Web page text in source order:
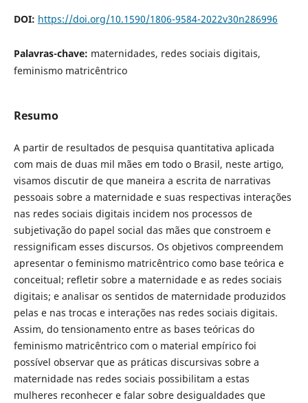
DOI: https://doi.org/10.1590/1806-9584-2022v30n286996
Palavras-chave: maternidades, redes sociais digitais,
feminismo matricêntrico
Resumo
A partir de resultados de pesquisa quantitativa aplicada
com mais de duas mil mães em todo o Brasil, neste artigo,
visamos discutir de que maneira a escrita de narrativas
pessoais sobre a maternidade e suas respectivas interações
nas redes sociais digitais incidem nos processos de
subjetivação do papel social das mães que constroem e
ressignificam esses discursos. Os objetivos compreendem
apresentar o feminismo matricêntrico como base teórica e
conceitual; refletir sobre a maternidade e as redes sociais
digitais; e analisar os sentidos de maternidade produzidos
pelas e nas trocas e interações nas redes sociais digitais.
Assim, do tensionamento entre as bases teóricas do
feminismo matricêntrico com o material empírico foi
possível observar que as práticas discursivas sobre a
maternidade nas redes sociais possibilitam a estas
mulheres reconhecer e falar sobre desigualdades que